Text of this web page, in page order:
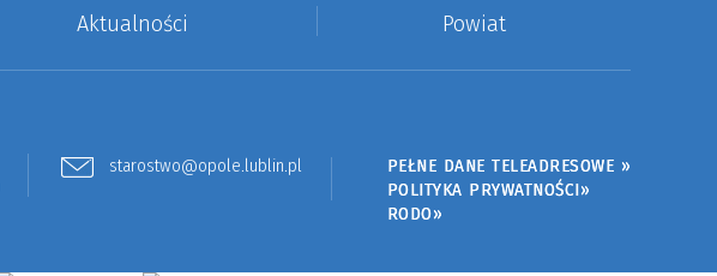
Aktualności Powiat
starostwo@opole.lublin.pl
PEŁNE DANE TELEADRESOWE »
POLITYKA PRYWATNOŚCI»
RODO»